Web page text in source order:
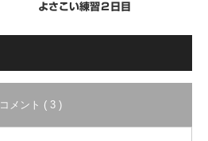
よさこい練習２日目
コメント ( 3 )